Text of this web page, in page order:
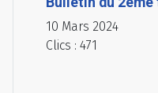
10 Mars 2024
Clics : 471